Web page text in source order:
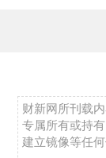
财新网所刊载
专属所有或持
建立镜像等任何